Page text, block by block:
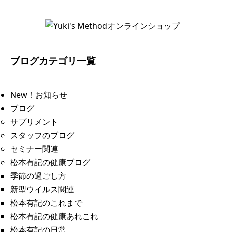
ブログカテゴリ一覧
New！お知らせ
ブログ
サプリメント
スタッフのブログ
セミナー関連
松本有記の健康ブログ
季節の過ごし方
新型ウイルス関連
松本有記のこれまで
松本有記の健康あれこれ
松本有記の日常